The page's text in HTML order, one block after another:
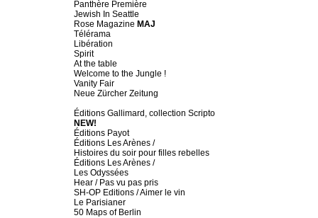
Panthère Première
Jewish In Seattle
Rose Magazine MAJ
Télérama
Libération
Spirit
At the table
Welcome to the Jungle !
Vanity Fair
Neue Zürcher Zeitung
Éditions Gallimard, collection Scripto
NEW!
Éditions Payot
Éditions Les Arènes /
Histoires du soir pour filles rebelles
Éditions Les Arènes /
Les Odyssées
Hear / Pas vu pas pris
SH-OP Editions / Aimer le vin
Le Parisianer
50 Maps of Berlin